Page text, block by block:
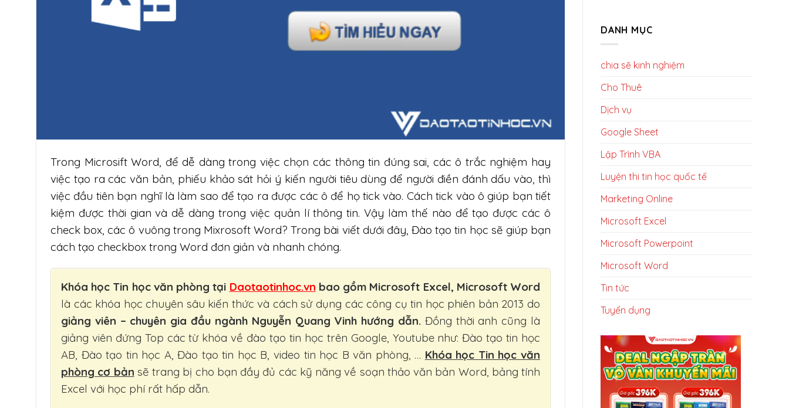
Trong Microsift Word, để dễ dàng trong việc chọn các thông tin đúng sai, các ô trắc nghiệm hay
việc tạo ra các văn bản, phiếu khảo sát hỏi ý kiến người tiêu dùng để người điền đánh dấu vào, thì
việc đầu tiên bạn nghĩ là làm sao để tạo ra được các ô để họ tick vào. Cách tick vào ô giúp bạn tiết
kiệm được thời gian và dễ dàng trong việc quản lí thông tin. Vậy làm thế nào để tạo được các ô
check box, các ô vuông trong Mixrosoft Word? Trong bài viết dưới đây, Đào tạo tin học sẽ giúp bạn
cách tạo checkbox trong Word đơn giản và nhanh chóng.
Khóa học Tin học văn phòng tại Daotaotinhoc.vn bao gồm Microsoft Excel, Microsoft Word
là các khóa học chuyên sâu kiến thức và cách sử dụng các công cụ tin học phiên bản 2013 do
giảng viên – chuyên gia đầu ngành Nguyễn Quang Vinh hướng dẫn.Đồng thời anh cũng là
giảng viên đứng Top các từ khóa về đào tạo tin học trên Google, Youtube như: Đào tạo tin học
AB, Đào tạo tin học A, Đào tạo tin học B, video tin học B văn phòng, … Khóa học Tin học văn
phòng cơ bản sẽ trang bị cho bạn đầy đủ các kỹ năng về soạn thảo văn bản Word, bảng tính
Excel với học phí rất hấp dẫn.
DANH MỤC
chia sẽ kinh nghiệm
Cho Thuê
Dịch vụ
Google Sheet
Lập Trình VBA
Luyện thi tin học quốc tế
Marketing Online
Microsoft Excel
Microsoft Powerpoint
Microsoft Word
Tin tức
Tuyển dụng